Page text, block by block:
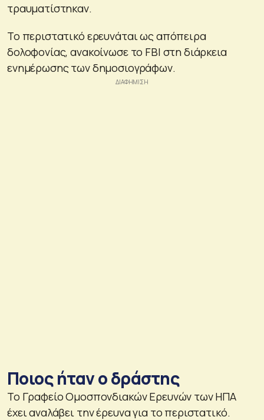
τραυματίστηκαν.
Το περιστατικό ερευνάται ως απόπειρα
δολοφονίας, ανακοίνωσε το FBI στη διάρκεια
ενημέρωσης των δημοσιογράφων.
Ποιος ήταν ο δράστης
Το Γραφείο Ομοσπονδιακών Ερευνών των ΗΠΑ
έχει αναλάβει την έρευνα για το περιστατικό.